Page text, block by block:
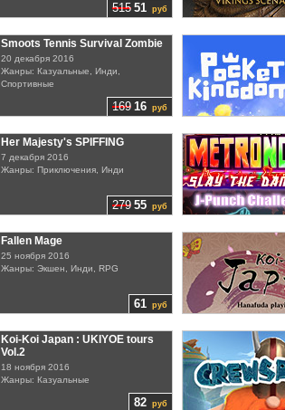
515 51 руб
169 16 руб
Smoots Tennis Survival Zombie
20 декабря 2016
Жанры: Казуальные, Инди,
Спортивные
279 55 руб
Her Majesty's SPIFFING
7 декабря 2016
Жанры: Приключения, Инди
61 руб
Fallen Mage
25 ноября 2016
Жанры: Экшен, Инди, RPG
82 руб
Koi-Koi Japan : UKIYOE tours
Vol.2
18 ноября 2016
Жанры: Казуальные